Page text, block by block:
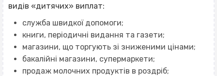
видів «дитячих» виплат:
служба швидкої допомоги;
книги, періодичні видання та газети;
магазини, що торгують зі зниженими цінами;
бакалійні магазини, супермаркети;
продаж молочних продуктів в роздріб;